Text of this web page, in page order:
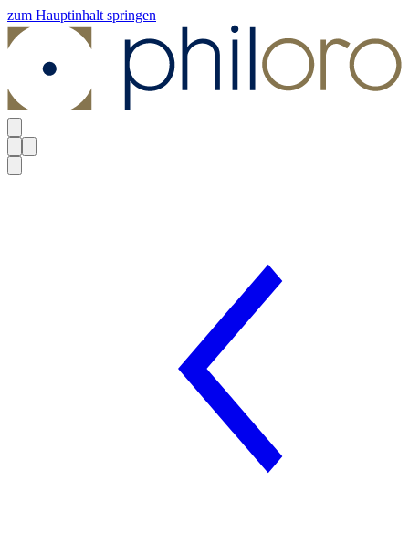
zum Hauptinhalt springen